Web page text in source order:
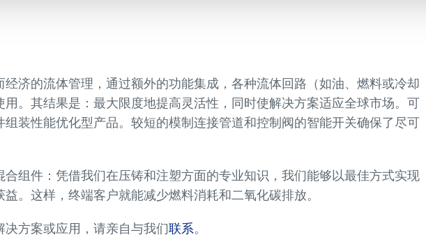
济的流体管理，通过额外的功能集成，各种流体回路（如油、燃料或冷却
。其结果是：最大限度地提高灵活性，同时使解决方案适应全球市场。可
装性能优化型产品。较短的模制连接管道和控制阀的智能开关确保了尽可
组件：凭借我们在压铸和注塑方面的专业知识，我们能够以最佳方式实现
。这样，终端客户就能减少燃料消耗和二氧化碳排放。
方案或应用，请亲自与我们联系。